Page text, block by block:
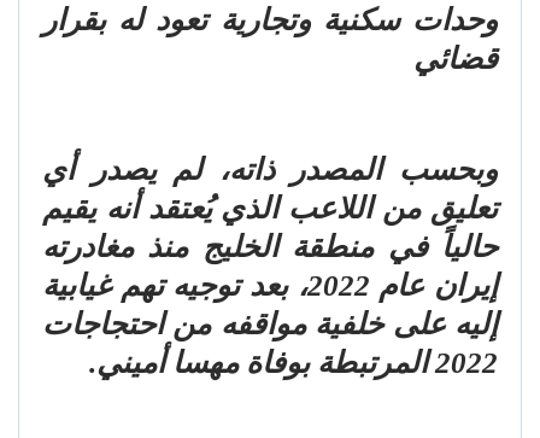
وحدات سكنية وتجارية تعود له بقرار
قضائي
وبحسب المصدر ذاته، لم يصدر أي
تعليق من اللاعب الذي يُعتقد أنه يقيم
حالياً في منطقة الخليج منذ مغادرته
إيران عام 2022، بعد توجيه تهم غيابية
إليه على خلفية مواقفه من احتجاجات
2022 المرتبطة بوفاة مهسا أميني.